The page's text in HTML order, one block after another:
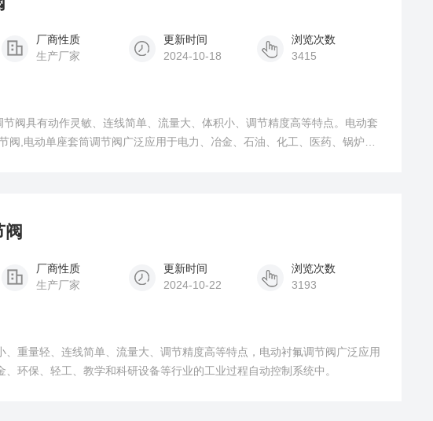
厂商性质
生产厂家
更新时间
2024-10-18
浏览次数
3415
阀具有动作灵敏、连线简单、流量大、体积小、调节精度高等特点。电动套
阀,电动单座套筒调节阀广泛应用于电力、冶金、石油、化工、医药、锅炉、
厂商性质
生产厂家
更新时间
2024-10-22
浏览次数
3193
、重量轻、连线简单、流量大、调节精度高等特点，电动衬氟调节阀广泛应用
环保、轻工、教学和科研设备等行业的工业过程自动控制系统中。